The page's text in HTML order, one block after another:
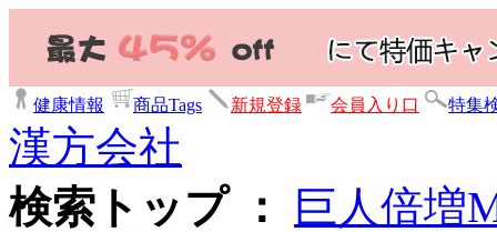
健康情報 商品Tags 新規登録 会員入り口 特集
漢方会社
検索トップ ：
巨人倍増